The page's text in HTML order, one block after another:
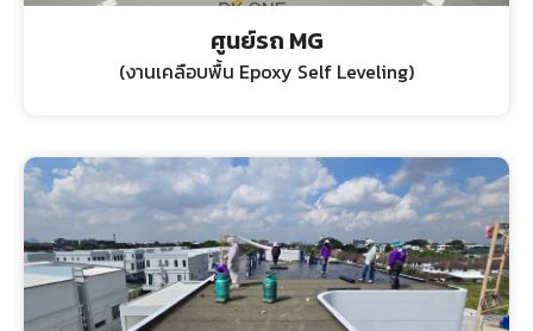
ศูนย์รถ MG
(งานเคลือบพื้น Epoxy Self Leveling)